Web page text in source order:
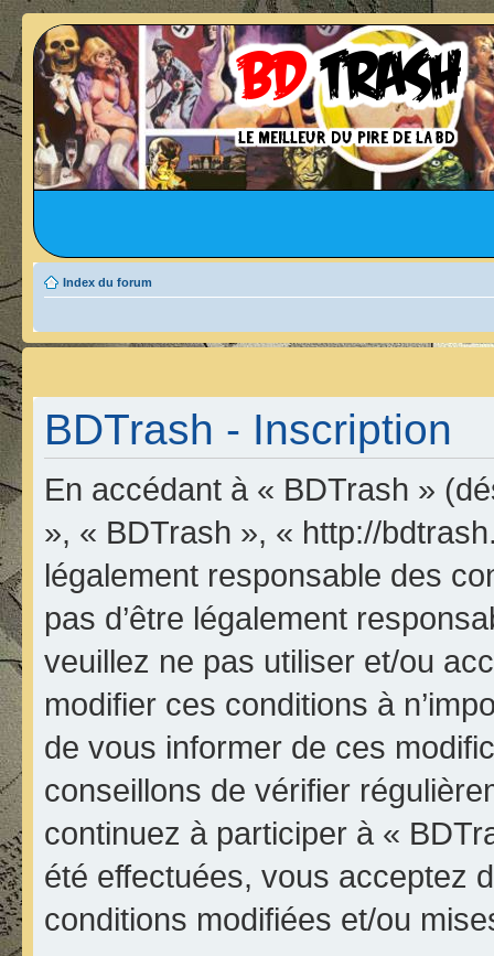
Index du forum
BDTrash - Inscription
En accédant à « BDTrash »
», « BDTrash », « http://
légalement responsable des
pas d’être légalement
veuillez ne pas utiliser et/ou
modifier ces conditions à
de vous informer de ces
conseillons de vérifier
continuez à participer à «
été effectuées, vous acceptez
conditions modifiées et/ou